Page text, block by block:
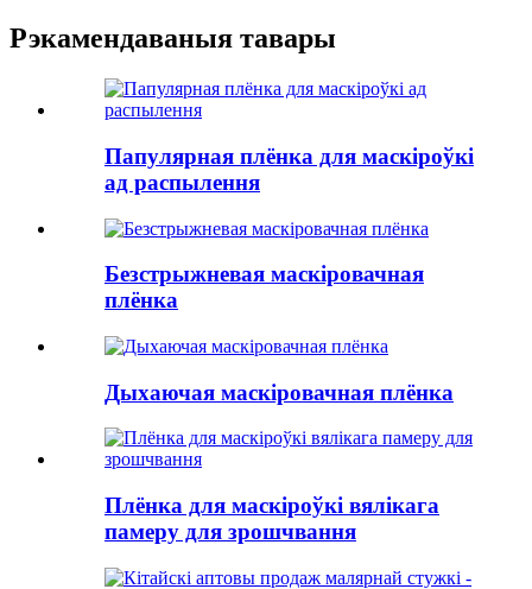
Рэкамендаваныя тавары
Папулярная плёнка для маскіроўкі
ад распылення
Безстрыжневая маскіровачная
плёнка
Дыхаючая маскіровачная плёнка
Плёнка для маскіроўкі вялікага
памеру для зрошчвання